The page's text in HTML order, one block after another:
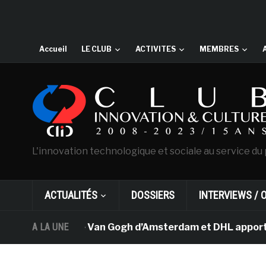
Accueil LE CLUB ACTIVITES MEMBRES
L'innovation technologique et sociale au service
ACTUALITÉS DOSSIERS INTERVIEWS /
A LA UNE
Le musée Van Gogh d’Amsterdam et DHL